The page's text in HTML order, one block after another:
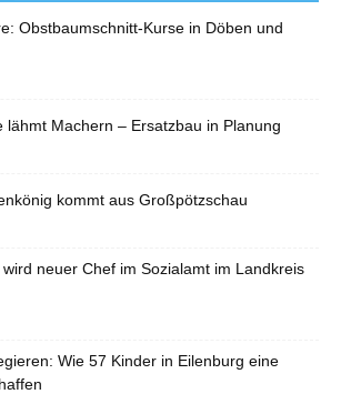
Obstbaumschnitt-Kurse in Döben und
lähmt Machern – Ersatzbau in Planung
kommt aus Großpötzschau
neuer Chef im Sozialamt im Landkreis
Wie 57 Kinder in Eilenburg eine